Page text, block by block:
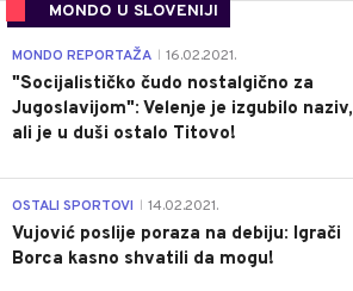
MONDO U SLOVENIJI
MONDO REPORTAŽA 16.02.2021.
"Socijalističko čudo nostalgično za
Jugoslavijom": Velenje je izgubilo naziv,
ali je u duši ostalo Titovo!
OSTALI SPORTOVI 14.02.2021.
Vujović poslije poraza na debiju: Igrači
Borca kasno shvatili da mogu!